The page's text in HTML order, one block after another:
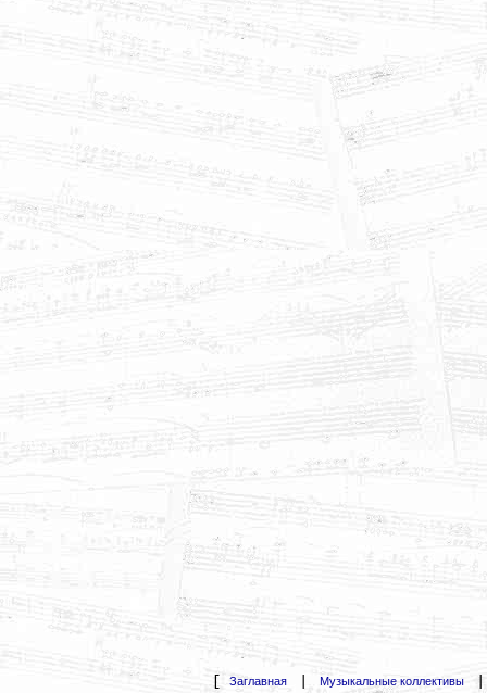
[ Заглавная Музыкальные коллективы